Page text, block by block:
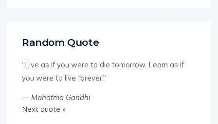
Random Quote
“Live as if you were to die tomorrow. Learn as if
you were to live forever.”
—Mahatma Gandhi
Next quote »